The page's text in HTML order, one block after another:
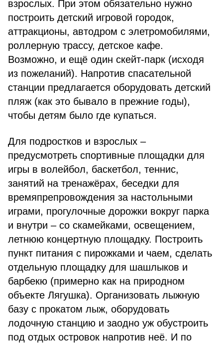
взрослых. При этом обязательно нужно
построить детский игровой городок,
аттракционы, автодром с элетромобилями,
роллерную трассу, детское кафе.
Возможно, и ещё один скейт-парк (исходя
из пожеланий). Напротив спасательной
станции предлагается оборудовать детский
пляж (как это бывало в прежние годы),
чтобы детям было где купаться.
Для подростков и взрослых –
предусмотреть спортивные площадки для
игры в волейбол, баскетбол, теннис,
занятий на тренажёрах, беседки для
времяпрепровождения за настольными
играми, прогулочные дорожки вокруг парка
и внутри – со скамейками, освещением,
летнюю концертную площадку. Построить
пункт питания с пирожками и чаем, сделать
отдельную площадку для шашлыков и
барбекю (примерно как на природном
объекте Лягушка). Организовать лыжную
базу с прокатом лыж, оборудовать
лодочную станцию и заодно уж обустроить
под отдых островок напротив неё. И по